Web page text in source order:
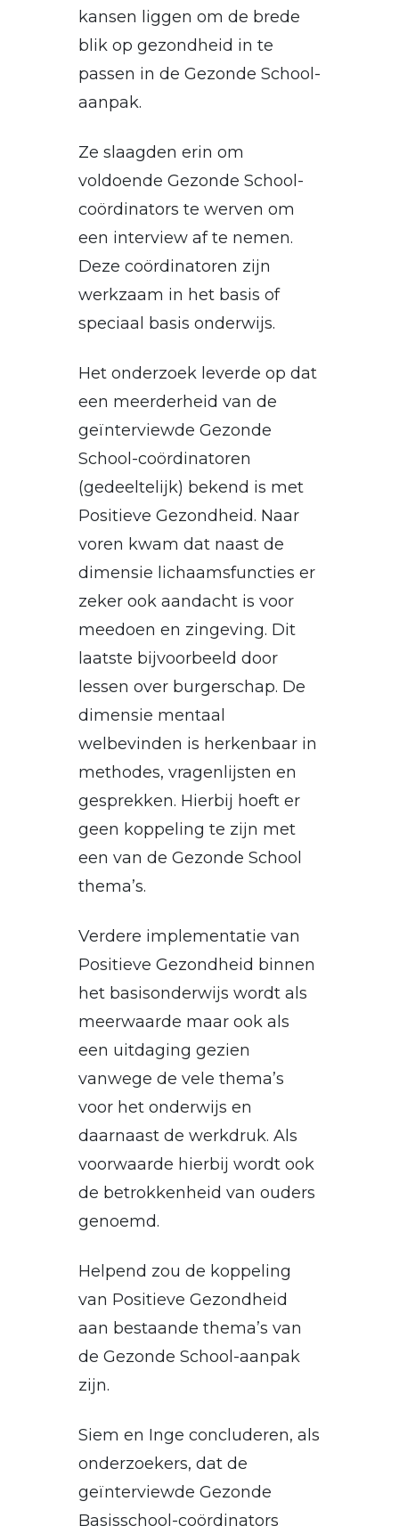
kansen liggen om de brede
blik op gezondheid in te
passen in de Gezonde School-
aanpak.
Ze slaagden erin om
voldoende Gezonde School-
coördinators te werven om
een interview af te nemen.
Deze coördinatoren zijn
werkzaam in het basis of
speciaal basis onderwijs.
Het onderzoek leverde op dat
een meerderheid van de
geïnterviewde Gezonde
School-coördinatoren
(gedeeltelijk) bekend is met
Positieve Gezondheid. Naar
voren kwam dat naast de
dimensie lichaamsfuncties er
zeker ook aandacht is voor
meedoen en zingeving. Dit
laatste bijvoorbeeld door
lessen over burgerschap. De
dimensie mentaal
welbevinden is herkenbaar in
methodes, vragenlijsten en
gesprekken. Hierbij hoeft er
geen koppeling te zijn met
een van de Gezonde School
thema’s.
Verdere implementatie van
Positieve Gezondheid binnen
het basisonderwijs wordt als
meerwaarde maar ook als
een uitdaging gezien
vanwege de vele thema’s
voor het onderwijs en
daarnaast de werkdruk. Als
voorwaarde hierbij wordt ook
de betrokkenheid van ouders
genoemd.
Helpend zou de koppeling
van Positieve Gezondheid
aan bestaande thema’s van
de Gezonde School-aanpak
zijn.
Siem en Inge concluderen, als
onderzoekers, dat de
geïnterviewde Gezonde
Basisschool-coördinators